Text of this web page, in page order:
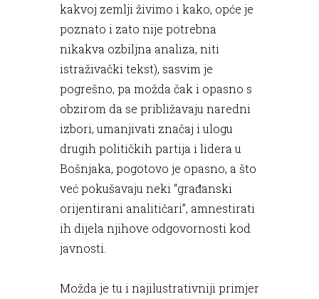
kakvoj zemlji živimo i kako, opće je
poznato i zato nije potrebna
nikakva ozbiljna analiza, niti
istraživački tekst), sasvim je
pogrešno, pa možda čak i opasno s
obzirom da se približavaju naredni
izbori, umanjivati značaj i ulogu
drugih političkih partija i lidera u
Bošnjaka, pogotovo je opasno, a što
već pokušavaju neki “građanski
orijentirani analitičari”, amnestirati
ih dijela njihove odgovornosti kod
javnosti.
Možda je tu i najilustrativniji primjer